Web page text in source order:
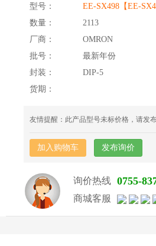
型号：
EE-SX498【EE-
数量：
2113
厂商：
OMRON
批号：
最新年份
封装：
DIP-5
货期：
友情提醒：此产品型号未标价格，请发
加入购物车 发布询价
询价热线 0755-
商城客服